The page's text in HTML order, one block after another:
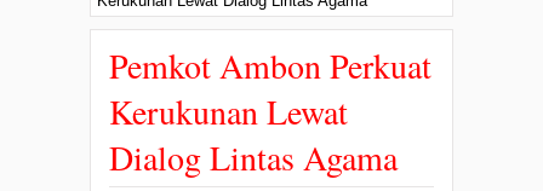
Pemkot Ambon Perkuat
Kerukunan Lewat
Dialog Lintas Agama